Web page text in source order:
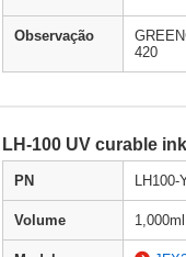
Observação
420
LH-100 UV curable
PN LH100-
Volume 1,000ml